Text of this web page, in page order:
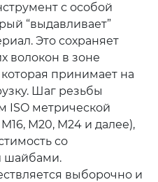
с особой
“выдавливает”
Это сохраняет
волокон в зоне
принимает на
Шаг резьбы
ISO метрической
M20, M24 и далее),
со
шайбами.
выборочно и